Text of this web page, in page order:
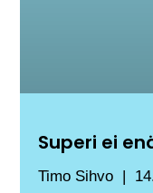
Superi ei
Timo Sihvo